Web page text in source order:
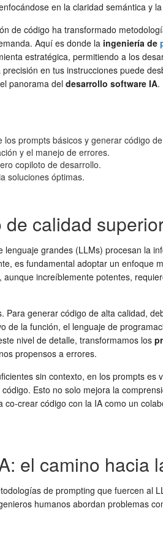
en la claridad semántica y
de código ha transformado
Aquí es donde la ingeniería de
estratégica, permitiendo a los
en tus instrucciones puede
panorama deldesarrollo software IA.
prompts básicos y generar código
y el manejo de errores.
copiloto de desarrollo.
soluciones óptimas.
calidad
grandes (LLMs) procesan la
es fundamental adoptar un enfoque
increíblemente potentes,
generar código de alta calidad,
la función, el lenguaje de
nivel de detalle, transformamos los
propensos a errores.
sin contexto, en los prompts
Esto no solo mejora la
crear código con la IA como un
el camino hacia
de prompting que fuercen al
humanos abordan problemas